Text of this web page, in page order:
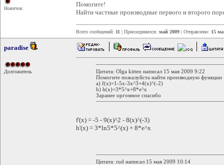
Новичок
Помогите!
Найти частные производные первого и второго
Всего сообщений: 11 | Присоединился: май 2009 | Отправлено: 15
paradise
Долгожитель
Цитата: Olga kitten написал 15 мая 2009 9:22
Помогите пожалуйста найти производную функции
а) f(x)=1-5x-3x^3+4(x)^(-2)
b) h(x)=3*5^x+8*e^x
Заранее оргомное спасибо
f'(x) = -5 - 9(x)^2 - 8(x)^(-3)
h'(x) = 3*ln5*5^(x) + 8*e^x
Цитата: rud написал 15 мая 2009 10:14